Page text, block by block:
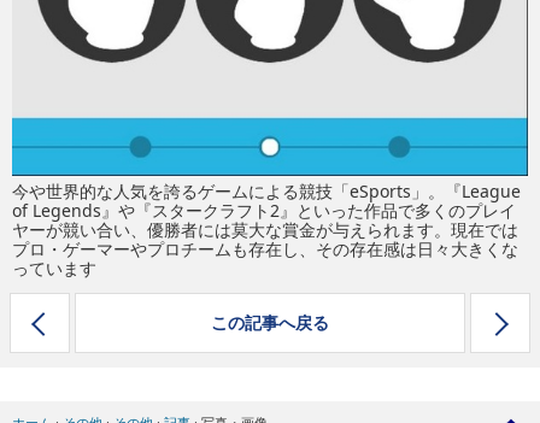
今や世界的な人気を誇るゲームによる競技「eSports」。『League
of Legends』や『スタークラフト2』といった作品で多くのプレイ
ヤーが競い合い、優勝者には莫大な賞金が与えられます。現在では
プロ・ゲーマーやプロチームも存在し、その存在感は日々大きくな
っています
この記事へ戻る